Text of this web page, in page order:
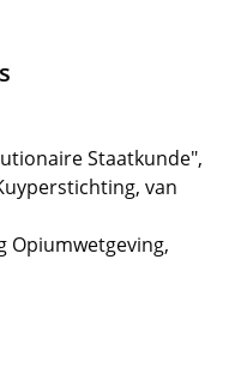
Staatkunde",
van
Opiumwetgeving,